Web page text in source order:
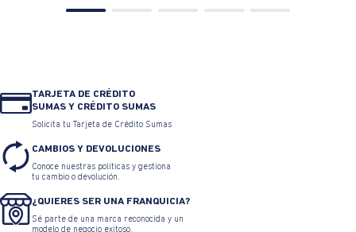
TARJETA DE CRÉDITO
SUMAS Y CRÉDITO SUMAS
Solicita tu Tarjeta de Crédito Sumas
CAMBIOS Y DEVOLUCIONES
Conoce nuestras políticas y gestiona
tu cambio o devolución.
¿QUIERES SER UNA FRANQUICIA?
Sé parte de una marca reconocida y un
modelo de negocio exitoso.